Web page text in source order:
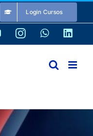
Login Cursos
YouTubeInstagramWhatsApp